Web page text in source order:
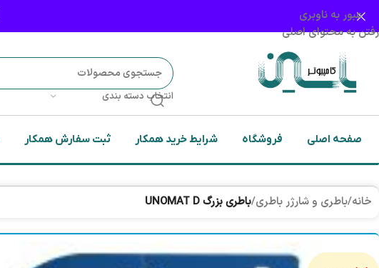
عبور به ناوبری
رفتن به محتوای اصلی
انتخاب دسته بندی
صفحه اصلی فروشگاه شرایط خرید همکار ثبت سفارش همکار
خانه/باطری و شارژر باطری/باطري بزرگ UNOMAT D